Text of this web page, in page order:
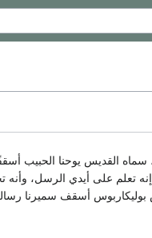
حوالي سنة 70م، سماه القديس يوحنا
تعلم على أيدي الرسل، وأنه
أسقف سميرنا